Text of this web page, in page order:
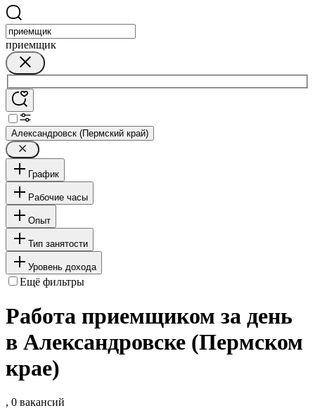
приемщик
Александровск (Пермский край)
График
Рабочие часы
Опыт
Тип занятости
Уровень дохода
Ещё фильтры
Работа приемщиком за день
в Александровске (Пермском
крае)
, 0 вакансий